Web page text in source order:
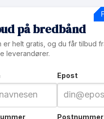
på bredbånd
er helt gratis, og du får tilbud
leverandører.
Epost
Postnummer